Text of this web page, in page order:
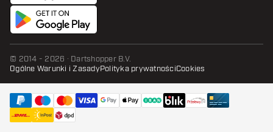
© 2014 - 2026 · Dartshopper B.V.
Ogólne Warunki i ZasadyPolityka prywatnościCookies